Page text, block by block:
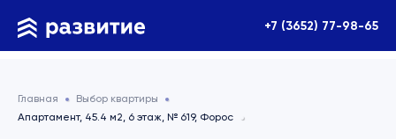
+7 (3652) 77-98-65
Главная
Выбор квартиры
Апартамент, 45.4 м2, 6 этаж, № 619, Форос